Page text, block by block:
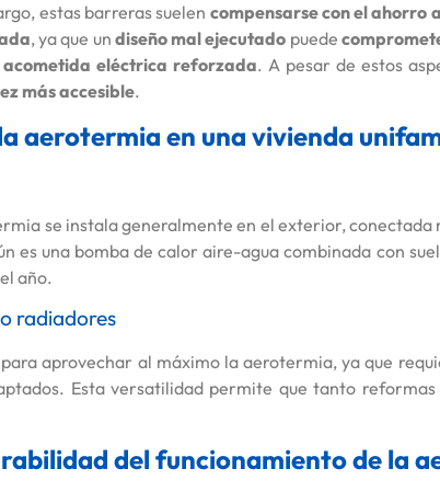
estas barreras suelen compensarse con el ahorro
, ya que un diseño mal ejecutado puede
acometida eléctrica reforzada. A pesar de estos
más accesible.
aerotermia en una vivienda
se instala generalmente en el exterior,
es una bomba de calor aire-agua combinada con
año.
radiadores
aprovechar al máximo la aerotermia, ya que
Esta versatilidad permite que tanto
del funcionamiento de la